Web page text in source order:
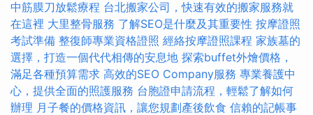
中筋膜刀放鬆療程 台北搬家公司，快速有效的搬家服務就
在這裡 大里整骨服務 了解SEO是什麼及其重要性 按摩證照
考試準備 整復師專業資格證照 經絡按摩證照課程 家族墓的
選擇，打造一個代代相傳的安息地 探索buffet外燴價格，
滿足各種預算需求 高效的SEO Company服務 專業養護中
心，提供全面的照護服務 台胞證申請流程，輕鬆了解如何
辦理 月子餐的價格資訊，讓您規劃產後飲食 信賴的記帳事